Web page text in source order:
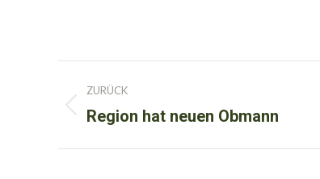
Kommentarnavigation
ZURÜCK
Vorheriger
Region hat neuen Obmann